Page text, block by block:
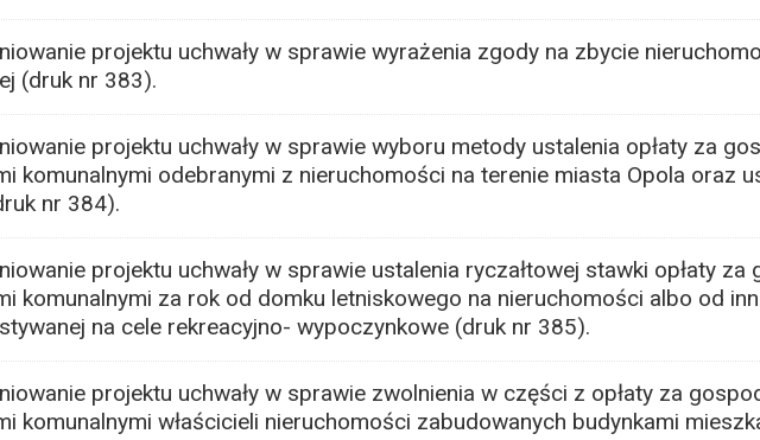
projektu uchwały w sprawie wyrażenia zgody na zbycie
(druk nr 383).
projektu uchwały w sprawie wyboru metody ustalenia opłaty za
komunalnymi odebranymi z nieruchomości na terenie miasta Opola oraz
nr 384).
projektu uchwały w sprawie ustalenia ryczałtowej stawki opłaty za
komunalnymi za rok od domku letniskowego na nieruchomości albo od
na cele rekreacyjno- wypoczynkowe (druk nr 385).
projektu uchwały w sprawie zwolnienia w części z opłaty za
komunalnymi właścicieli nieruchomości zabudowanych budynkami